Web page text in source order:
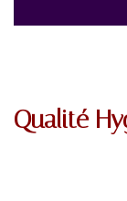
Qualité